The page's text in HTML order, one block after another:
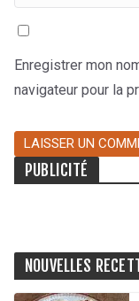
Enregistrer mon
navigateur pour la
PUBLICITÉ
NOUVELLES